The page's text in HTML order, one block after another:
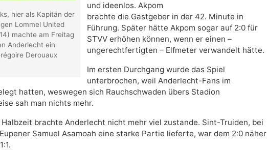
hier als Kapitän der
Lommel United
machte am Freitag
Anderlecht ein
Derouaux
und ideenlos. Akpom
brachte die Gastgeber in der 42. Minute in
Führung. Später hätte Akpom sogar auf 2:0 für
STVV erhöhen können, wenn er einen –
ungerechtfertigten – Elfmeter verwandelt hätte.
Im ersten Durchgang wurde das Spiel
unterbrochen, weil Anderlecht-Fans im
hatten, weswegen sich Rauchschwaden übers Stadion
sah man nichts mehr.
brachte Anderlecht nicht mehr viel zustande. Sint-Truiden, bei
Samuel Asamoah eine starke Partie lieferte, war dem 2:0 näher